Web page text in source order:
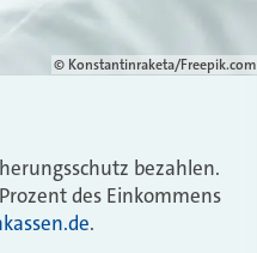
© Konstantinraketa/Freepik.com
bezahlen.
des Einkommens
.